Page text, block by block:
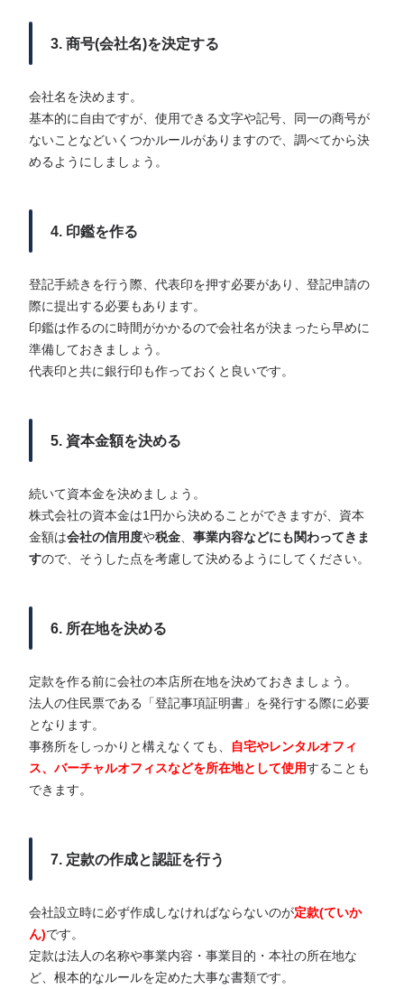
3. 商号(会社名)を決定する
会社名を決めます。
基本的に自由ですが、使用できる文字や記号、同一の商号が
ないことなどいくつかルールがありますので、調べてから決
めるようにしましょう。
4. 印鑑を作る
登記手続きを行う際、代表印を押す必要があり、登記申請の
際に提出する必要もあります。
印鑑は作るのに時間がかかるので会社名が決まったら早めに
準備しておきましょう。
代表印と共に銀行印も作っておくと良いです。
5. 資本金額を決める
続いて資本金を決めましょう。
株式会社の資本金は1円から決めることができますが、資本
金額は会社の信用度や税金
事業内容などにも関わってきま
すので、そうした点を考慮して決めるようにしてください。
6. 所在地を決める
定款を作る前に会社の本店所在地を決めておきましょう。
法人の住民票である「登記事項証明書」を発行する際に必要
となります。
事務所をしっかりと構えなくても、
自宅やレンタルオフィ
ス、バーチャルオフィスなどを所在地として使用することも
できます。
7. 定款の作成と認証を行う
会社設立時に必ず作成しなければならないのが定款(ていか
ん)です。
定款は法人の名称や事業内容・事業目的・本社の所在地な
ど、根本的なルールを定めた大事な書類です。